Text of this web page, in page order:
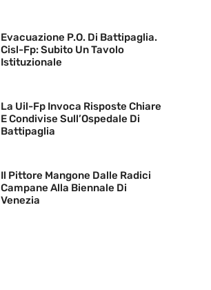
Evacuazione P.O. Di Battipaglia.
Cisl-Fp: Subito Un Tavolo
Istituzionale
La Uil-Fp Invoca Risposte Chiare
E Condivise Sull’Ospedale Di
Battipaglia
Il Pittore Mangone Dalle Radici
Campane Alla Biennale Di
Venezia